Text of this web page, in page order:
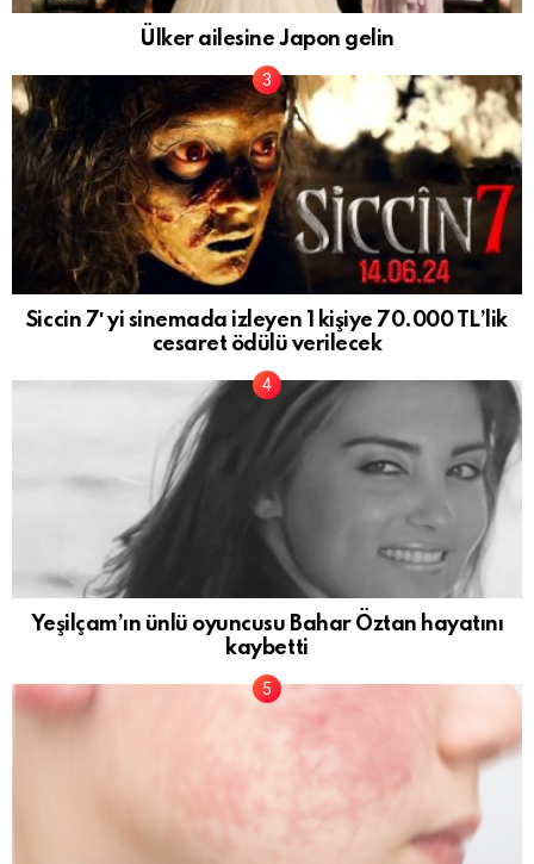
Ülker ailesine Japon gelin
Siccin 7′ yi sinemada izleyen 1 kişiye 70.000 TL’lik
cesaret ödülü verilecek
Yeşilçam’ın ünlü oyuncusu Bahar Öztan hayatını
kaybetti